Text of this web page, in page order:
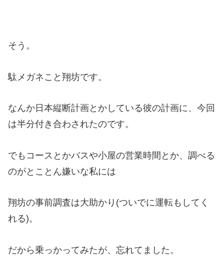
そう。
駄メガネこと翔坊です。
なんか日本縦断計画とかしている彼の計画に、今回
は半分付き合わされたのです。
でもコースとかバスや小屋の営業時間とか、調べる
のがとことん嫌いな私には
翔坊の事前調査は大助かり(ついでに運転もしてく
れる)。
だから乗っかってみたが、忘れてました。